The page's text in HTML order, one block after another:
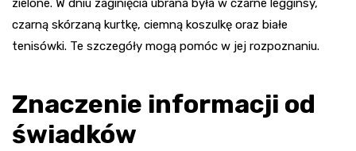
zielone. W dniu zaginięcia ubrana była w czarne legginsy,
czarną skórzaną kurtkę, ciemną koszulkę oraz białe
tenisówki. Te szczegóły mogą pomóc w jej rozpoznaniu.
Znaczenie informacji od
świadków